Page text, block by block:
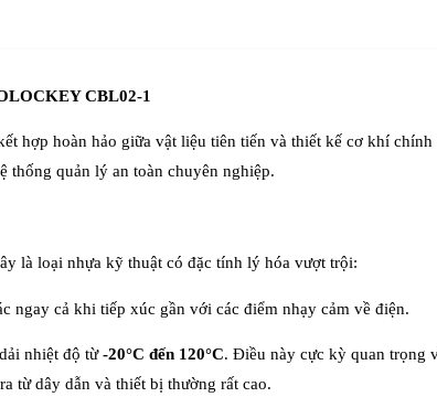
CBL02-1
hợp hoàn hảo giữa vật liệu tiên tiến và thiết kế cơ khí chính
thống quản lý an toàn chuyên nghiệp.
là loại nhựa kỹ thuật có đặc tính lý hóa vượt trội:
ngay cả khi tiếp xúc gần với các điểm nhạy cảm về điện.
nhiệt độ từ-20°C đến 120°C. Điều này cực kỳ quan trọng
từ dây dẫn và thiết bị thường rất cao.